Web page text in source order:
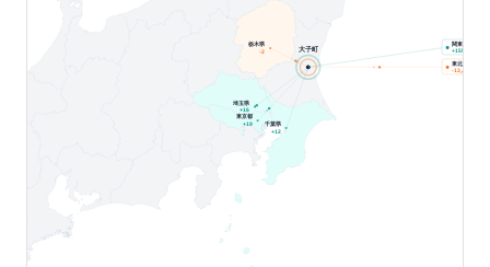
東京都
+19
埼玉県
+16
千葉県
+12
栃木県
-2 大子町
関東
+155
東北
-13人